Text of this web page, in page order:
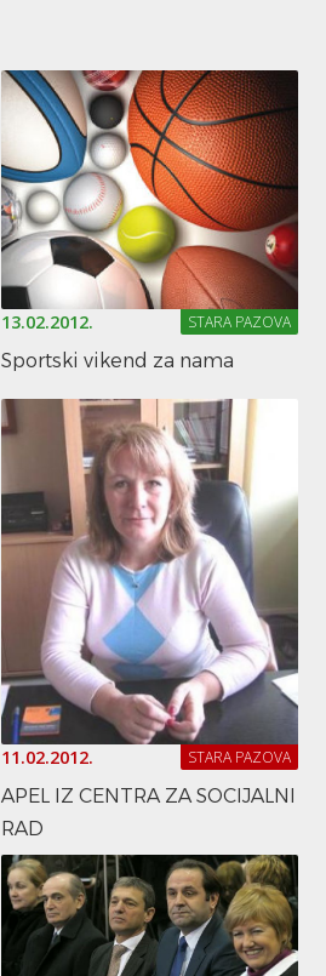
13.02.2012. STARA PAZOVA
Sportski vikend za nama
11.02.2012. STARA PAZOVA
APEL IZ CENTRA ZA SOCIJALNI
RAD